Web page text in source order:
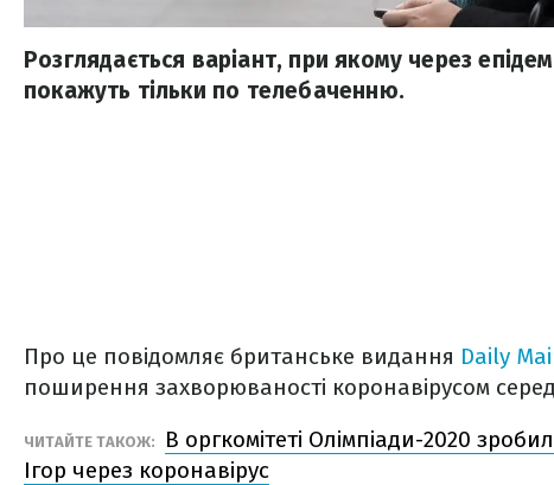
Розглядається варіант, при якому через
покажуть тільки по телебаченню.
Про це повідомляє британське видання Daily
поширення захворюваності коронавірусом
ЧИТАЙТЕ ТАКОЖ:
В оргкомітеті Олімпіади-2020
Ігор через коронавірус